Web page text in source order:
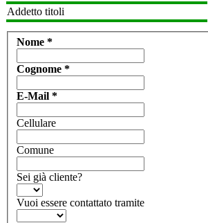
Addetto titoli
Nome *
Cognome *
E-Mail *
Cellulare
Comune
Sei già cliente?
Vuoi essere contattato tramite